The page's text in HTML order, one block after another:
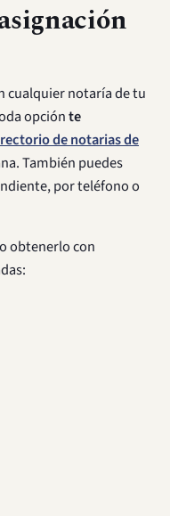
cualquier notaría de tu
opciónte
de notarias de
También puedes
por teléfono o
obtenerlo con